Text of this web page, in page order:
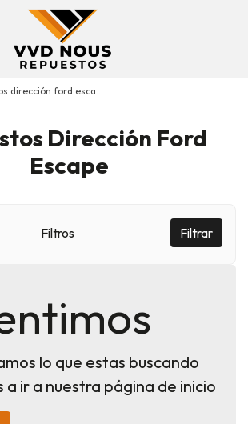
dirección ford escape
Dirección Ford
Escape
Filtros Filtrar
lo que estas buscando
a ir a nuestra página de inicio